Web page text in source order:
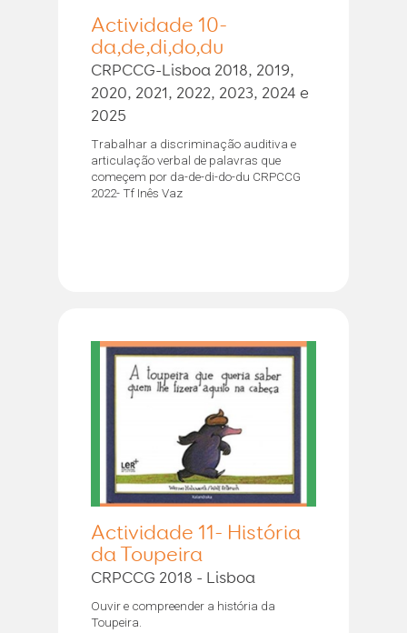
Actividade 10-
da,de,di,do,du
CRPCCG-Lisboa 2018, 2019,
2020, 2021, 2022, 2023, 2024 e
2025
Trabalhar a discriminação auditiva e
articulação verbal de palavras que
começem por da-de-di-do-du CRPCCG
2022- Tf Inês Vaz
Actividade 11- História
da Toupeira
CRPCCG 2018 - Lisboa
Ouvir e compreender a história da
Toupeira.